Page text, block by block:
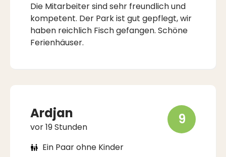
Die Mitarbeiter sind sehr freundlich und
kompetent. Der Park ist gut gepflegt, wir
haben reichlich Fisch gefangen. Schöne
Ferienhäuser.
Ardjan
vor 19 Stunden 9
Ein Paar ohne Kinder